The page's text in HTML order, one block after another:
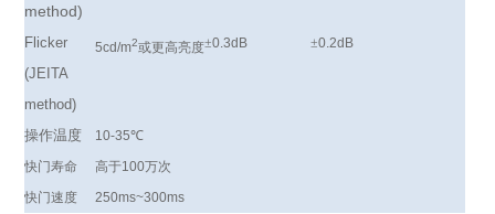
method)
Flicker
(JEITA
method)
5cd/m2或更高亮度±0.3dB ±0.2dB
操作温度 10-35℃
快门寿命
高于100万次
快门速度
250ms~300ms